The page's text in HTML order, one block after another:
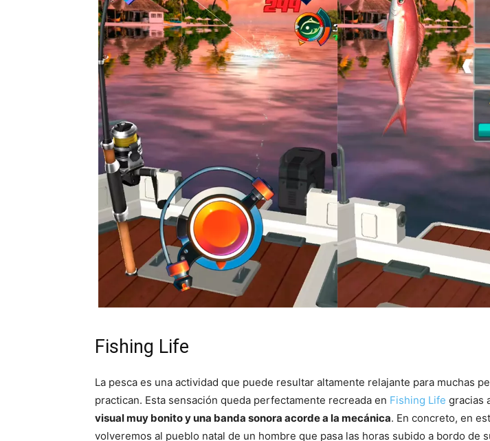
Fishing Life
La pesca es una actividad que puede resultar altamente relajante para muchas
practican. Esta sensación queda perfectamente recreada en Fishing Life gracias
visual muy bonito y una banda sonora acorde a la mecánica. En concreto, en
volveremos al pueblo natal de un hombre que pasa las horas subido a bordo de